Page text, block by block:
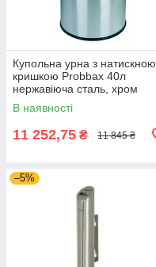
Купольна урна з натискною
кришкою Probbax 40л
нержавіюча сталь, хром
В наявності
11 252,75 ₴ 11 845 ₴
–5%